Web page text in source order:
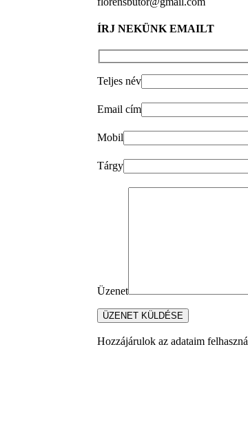
ÍRJ NEKÜNK EMAILT
Teljes név
Email cím
Mobil
Tárgy
Üzenet
Hozzájárulok az adataim